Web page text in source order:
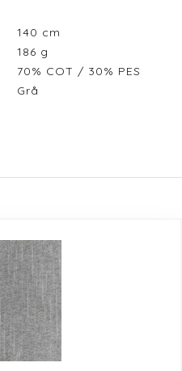
140 cm
186 g
70% COT / 30% PES
Grå